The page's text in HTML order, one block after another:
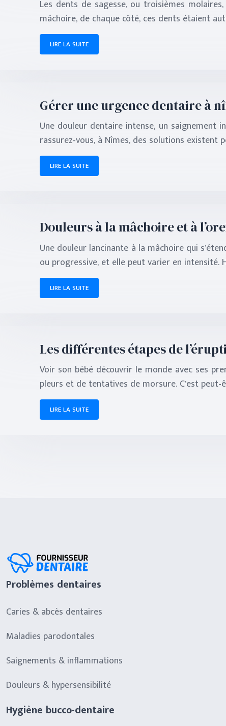
Les dents de sagesse, ou troisièmes
mâchoire, de chaque côté, ces dents étaient
LIRE LA SUITE
Gérer une urgence dentaire à
Une douleur dentaire intense, un saignement
rassurez-vous, à Nîmes, des solutions
LIRE LA SUITE
Douleurs à la mâchoire et à
Une douleur lancinante à la mâchoire qui
ou progressive, et elle peut varier en intensité.
LIRE LA SUITE
Les différentes étapes de
Voir son bébé découvrir le monde avec ses
pleurs et de tentatives de morsure. C’est
LIRE LA SUITE
Problèmes dentaires
Caries & abcès dentaires
Maladies parodontales
Saignements & inflammations
Douleurs & hypersensibilité
Hygiène bucco-dentaire